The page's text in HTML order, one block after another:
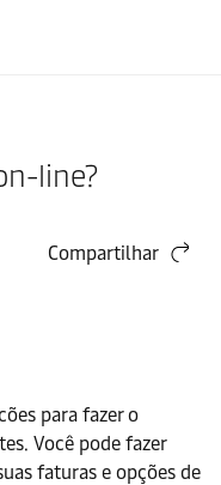
line?
Compartilhar
para fazer o
Você pode fazer
faturas e opções de